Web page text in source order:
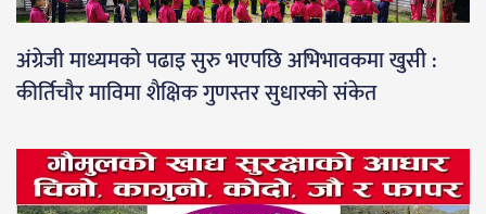
अंग्रेजी माध्यमको पढाइ सुरु भएपछि अभिभावकमा खुसी :
कीर्तिचौर माविमा शैक्षिक गुणस्तर सुधारको संकेत